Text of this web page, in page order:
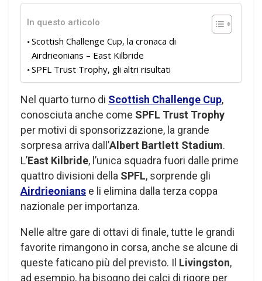
In questo articolo
Scottish Challenge Cup, la cronaca di
Airdrieonians – East Kilbride
SPFL Trust Trophy, gli altri risultati
Nel quarto turno di Scottish Challenge Cup,
conosciuta anche come SPFL Trust Trophy
per motivi di sponsorizzazione, la grande
sorpresa arriva dall’Albert Bartlett Stadium.
L’East Kilbride, l’unica squadra fuori dalle prime
quattro divisioni della SPFL, sorprende gli
Airdrieonians e li elimina dalla terza coppa
nazionale per importanza.
Nelle altre gare di ottavi di finale, tutte le grandi
favorite rimangono in corsa, anche se alcune di
queste faticano più del previsto. Il Livingston,
ad esempio, ha bisogno dei calci di rigore per